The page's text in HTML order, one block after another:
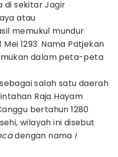
di sekitar Jagir
atau
memukul mundur
1293. Nama Patjekan
dalam peta-peta
salah satu daerah
Raja Hayam
bertahun 1280
wilayah ini disebut
dengan nama I